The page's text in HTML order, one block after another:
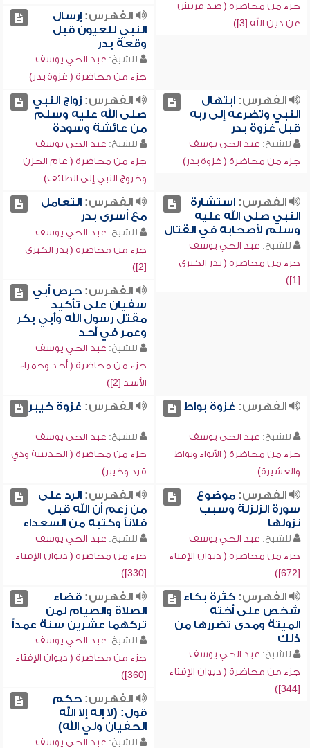
جزء من محاضرة ( صد قريش
عن دين الله [3])
الفهرس:إرسال
النبي للعيون قبل
وقعة بدر
للشيخ: عبد الحي يوسف
جزء من محاضرة ( غزوة بدر)
الفهرس:ابتهال
النبي وتضرعه إلى ربه
قبل غزوة بدر
للشيخ: عبد الحي يوسف
جزء من محاضرة ( غزوة بدر)
الفهرس:زواج النبي
صلى الله عليه وسلم
من عائشة وسودة
للشيخ: عبد الحي يوسف
جزء من محاضرة ( عام الحزن
وخروج النبي إلى الطائف)
الفهرس:استشارة
النبي صلى الله عليه
وسلم لأصحابه في القتال
للشيخ: عبد الحي يوسف
جزء من محاضرة ( بدر الكبرى
[1])
الفهرس:التعامل
مع أسرى بدر
للشيخ: عبد الحي يوسف
جزء من محاضرة ( بدر الكبرى
[2])
الفهرس:حرص أبي
سفيان على تأكيد
مقتل رسول الله وأبي بكر
وعمر في أحد
للشيخ: عبد الحي يوسف
جزء من محاضرة ( أحد وحمراء
الأسد [2])
الفهرس: غزوة بواط
للشيخ: عبد الحي يوسف
جزء من محاضرة ( الأبواء وبواط
والعشيرة)
الفهرس: غزوة خيبر
للشيخ: عبد الحي يوسف
جزء من محاضرة ( الحديبية وذي
قرد وخيبر)
الفهرس:موضوع
سورة الزلزلة وسبب
نزولها
للشيخ: عبد الحي يوسف
جزء من محاضرة ( ديوان الإفتاء
[672])
الفهرس:الرد على
من زعم أن الله قبل
فلاناً وكتبه من السعداء
للشيخ: عبد الحي يوسف
جزء من محاضرة ( ديوان الإفتاء
[330])
الفهرس:كثرة بكاء
شخص على أخته
الميتة ومدى تضررها من
ذلك
للشيخ: عبد الحي يوسف
جزء من محاضرة ( ديوان الإفتاء
[344])
الفهرس:قضاء
الصلاة والصيام لمن
تركهما عشرين سنة عمداً
للشيخ: عبد الحي يوسف
جزء من محاضرة ( ديوان الإفتاء
[360])
الفهرس:حكم
قول: (لا إله إلا الله
الحفيان ولي الله)
للشيخ: عبد الحي يوسف